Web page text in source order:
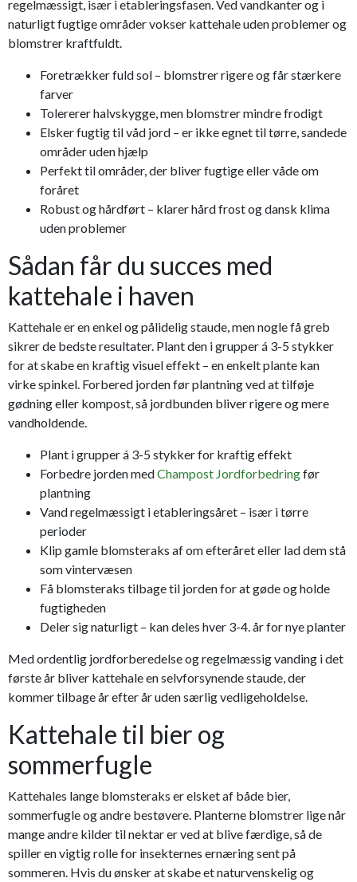
regelmæssigt, især i etableringsfasen. Ved vandkanter og i
naturligt fugtige områder vokser kattehale uden problemer og
blomstrer kraftfuldt.
Foretrækker fuld sol – blomstrer rigere og får stærkere
farver
Tolererer halvskygge, men blomstrer mindre frodigt
Elsker fugtig til våd jord – er ikke egnet til tørre, sandede
områder uden hjælp
Perfekt til områder, der bliver fugtige eller våde om
foråret
Robust og hårdført – klarer hård frost og dansk klima
uden problemer
Sådan får du succes med
kattehale i haven
Kattehale er en enkel og pålidelig staude, men nogle få greb
sikrer de bedste resultater. Plant den i grupper á 3-5 stykker
for at skabe en kraftig visuel effekt – en enkelt plante kan
virke spinkel. Forbered jorden før plantning ved at tilføje
gødning eller kompost, så jordbunden bliver rigere og mere
vandholdende.
Plant i grupper á 3-5 stykker for kraftig effekt
Forbedre jorden medChampost Jordforbedringfør
plantning
Vand regelmæssigt i etableringsåret – især i tørre
perioder
Klip gamle blomsteraks af om efteråret eller lad dem stå
som vintervæsen
Få blomsteraks tilbage til jorden for at gøde og holde
fugtigheden
Deler sig naturligt – kan deles hver 3-4. år for nye planter
Med ordentlig jordforberedelse og regelmæssig vanding i det
første år bliver kattehale en selvforsynende staude, der
kommer tilbage år efter år uden særlig vedligeholdelse.
Kattehale til bier og
sommerfugle
Kattehales lange blomsteraks er elsket af både bier,
sommerfugle og andre bestøvere. Planterne blomstrer lige når
mange andre kilder til nektar er ved at blive færdige, så de
spiller en vigtig rolle for insekternes ernæring sent på
sommeren. Hvis du ønsker at skabe et naturvenskelig og